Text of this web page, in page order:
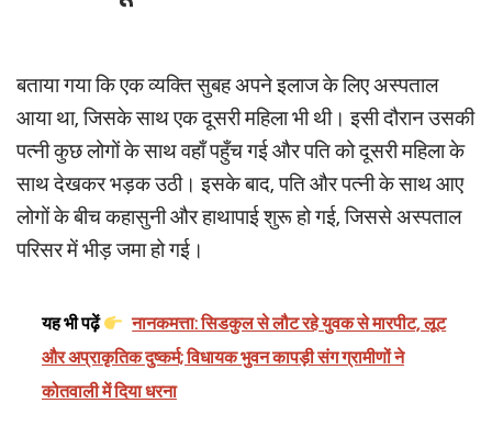
बताया गया कि एक व्यक्ति सुबह अपने इलाज के लिए अस्पताल
आया था, जिसके साथ एक दूसरी महिला भी थी। इसी दौरान उसकी
पत्नी कुछ लोगों के साथ वहाँ पहुँच गई और पति को दूसरी महिला के
साथ देखकर भड़क उठी। इसके बाद, पति और पत्नी के साथ आए
लोगों के बीच कहासुनी और हाथापाई शुरू हो गई, जिससे अस्पताल
परिसर में भीड़ जमा हो गई।
यह भी पढ़ें
नानकमत्ता: सिडकुल से लौट रहे युवक से मारपीट, लूट
और अप्राकृतिक दुष्कर्म; विधायक भुवन कापड़ी संग ग्रामीणों ने
कोतवाली में दिया धरना